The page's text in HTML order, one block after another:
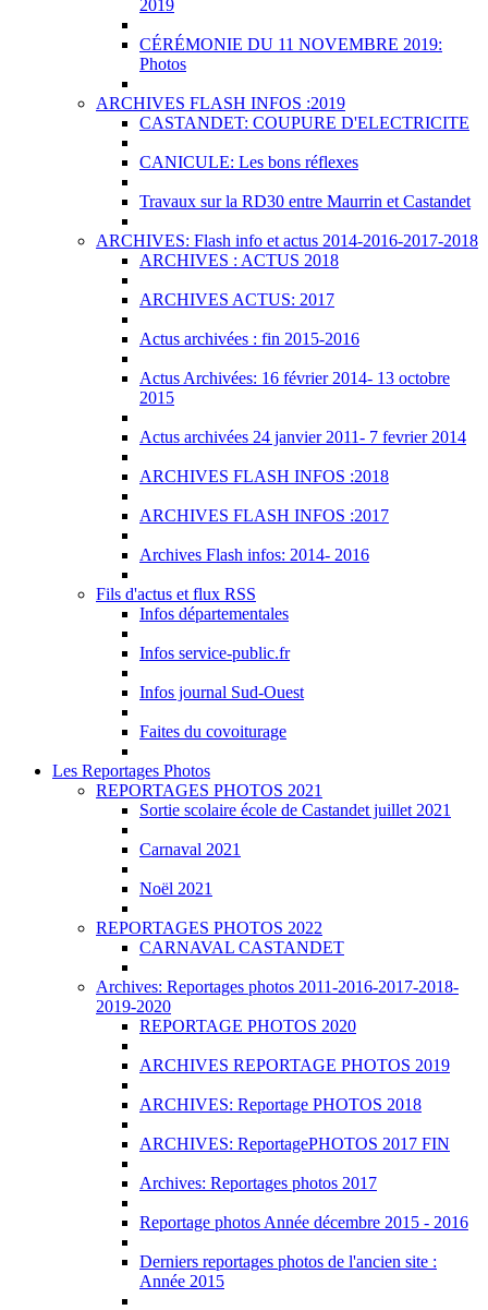
2019
CÉRÉMONIE DU 11 NOVEMBRE 2019:
Photos
ARCHIVES FLASH INFOS :2019
CASTANDET: COUPURE D'ELECTRICITE
CANICULE: Les bons réflexes
Travaux sur la RD30 entre Maurrin et Castandet
ARCHIVES: Flash info et actus 2014-2016-2017-2018
ARCHIVES : ACTUS 2018
ARCHIVES ACTUS: 2017
Actus archivées : fin 2015-2016
Actus Archivées: 16 février 2014- 13 octobre
2015
Actus archivées 24 janvier 2011- 7 fevrier 2014
ARCHIVES FLASH INFOS :2018
ARCHIVES FLASH INFOS :2017
Archives Flash infos: 2014- 2016
Fils d'actus et flux RSS
Infos départementales
Infos service-public.fr
Infos journal Sud-Ouest
Faites du covoiturage
Les Reportages Photos
REPORTAGES PHOTOS 2021
Sortie scolaire école de Castandet juillet 2021
Carnaval 2021
Noël 2021
REPORTAGES PHOTOS 2022
CARNAVAL CASTANDET
Archives: Reportages photos 2011-2016-2017-2018-
2019-2020
REPORTAGE PHOTOS 2020
ARCHIVES REPORTAGE PHOTOS 2019
ARCHIVES: Reportage PHOTOS 2018
ARCHIVES: ReportagePHOTOS 2017 FIN
Archives: Reportages photos 2017
Reportage photos Année décembre 2015 - 2016
Derniers reportages photos de l'ancien site :
Année 2015